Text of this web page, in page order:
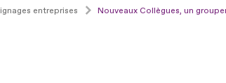
entreprises Nouveaux Collègues, un